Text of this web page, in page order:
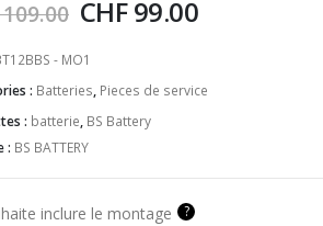
CHF99.00
- MO1
: Batteries, Pieces de service
: batterie, BS Battery
: BS BATTERY
inclure le montage ?